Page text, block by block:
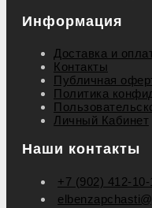
Информация
Доставка и
Контакты
Публичная
Политика
Личный Кабинет
Наши контакты
+7 (902) 412-10-